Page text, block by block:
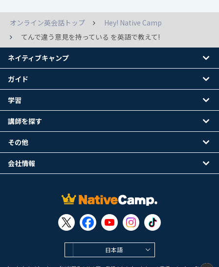
オンライン英会話トップ
Hey! Native Camp
てんで違う意見を持っている を英語で教えて!
日本語
ネイティブキャンプ
ガイド
学習
講師を探す
その他
会社情報